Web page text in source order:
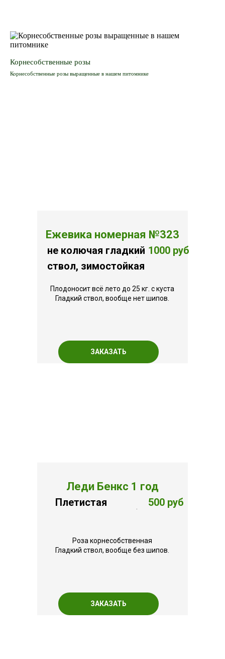
Корнесобственные розы
Корнесобственные розы выращенные в нашем питомнике
Ежевика номерная №323
не колючая гладкий
ствол, зимостойкая
1000 руб
.
Плодоносит всё лето до 25 кг. с куста
Гладкий ствол, вообще нет шипов.
ЗАКАЗАТЬ
Леди Бенкс 1 год
Плетистая 500 руб
.
Роза корнесобственная
Гладкий ствол, вообще без шипов.
ЗАКАЗАТЬ